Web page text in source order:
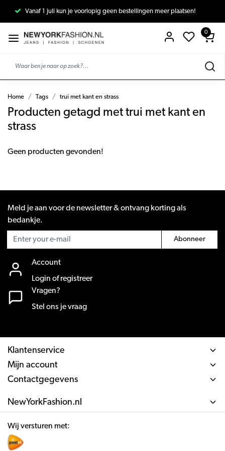
Vanaf 1 juli kun je voorlopig geen bestellingen meer plaatsen!
0
Home Tags trui met kant en strass
Producten getagd met trui met kant en
strass
Geen producten gevonden!
Meld je aan voor de newsletter & ontvang korting als
bedankje.
Abonneer
Account
Login of registreer
Vragen?
Stel ons je vraag
Klantenservice
Mijn account
Contactgegevens
NewYorkFashion.nl
Wij versturen met: